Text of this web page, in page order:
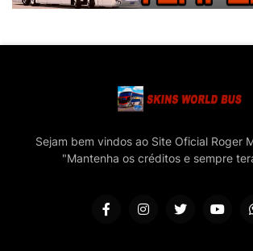
Sejam bem vindos ao Site Oficial Roger
"Mantenha os créditos e sempre